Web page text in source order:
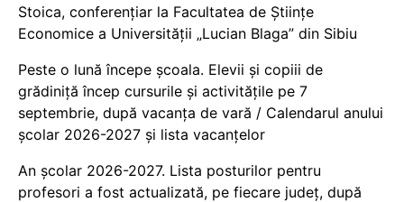
Stoica, conferențiar la Facultatea de Științe
Economice a Universității „Lucian Blaga” din Sibiu
Peste o lună începe școala. Elevii și copiii de
grădiniță încep cursurile și activitățile pe 7
septembrie, după vacanța de vară / Calendarul anului
școlar 2026-2027 și lista vacanțelor
An școlar 2026-2027. Lista posturilor pentru
profesori a fost actualizată, pe fiecare județ, după